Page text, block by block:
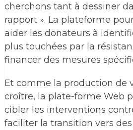
cherchons tant à dessiner
rapport ». La plateforme
aider les donateurs à
plus touchées par la
financer des mesures
Et comme la production de
croître, la plate-forme Web
cibler les interventions
faciliter la transition vers